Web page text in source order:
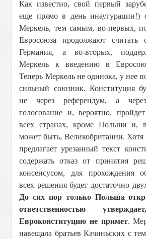
Как известно, свой первый
еще прямо в день инаугурации!)
Меркель, тем самым, во-первых,
Евросоюза продолжают
Германия, а во-вторых,
Меркель к введению в
Теперь Меркель не одинока, у нее
сильный союзник. Конституция
не через референдум, а через
голосование и, вероятно,
всех странах, кроме Польши и,
может быть, Великобритании.
предлагает урезанный текст
содержать отказ от принятия
консенсусом, для прохождения
всех решения будет достаточно
До сих пор только Польша
ответственностью
Евроконституцию не примет.
навещала братьев Качиньских с